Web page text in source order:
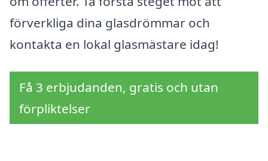
förverkliga dina glasdrömmar och
kontakta en lokal glasmästare idag!
Få 3 erbjudanden, gratis och utan
förpliktelser